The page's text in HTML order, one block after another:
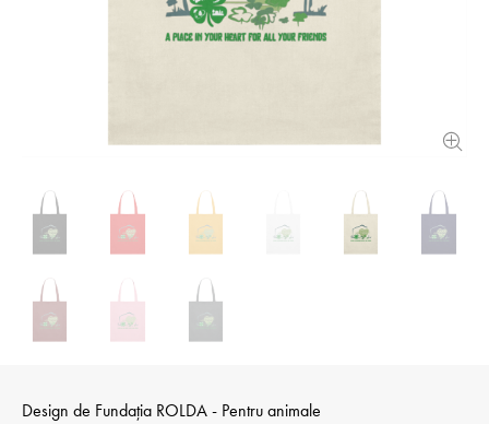
Design de Fundația ROLDA - Pentru animale